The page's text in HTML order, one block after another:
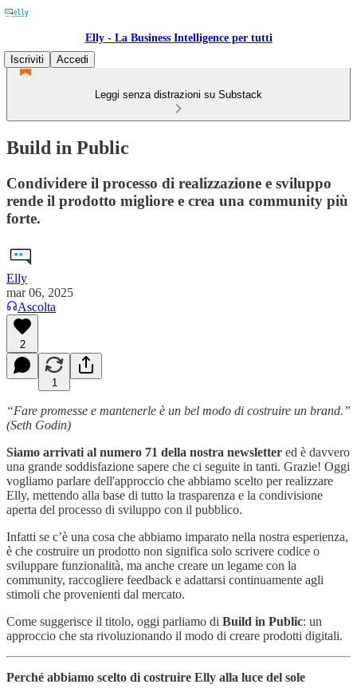
Elly - La Business Intelligence per tutti
Iscriviti
Accedi
Leggi senza distrazioni su Substack
Build in Public
Condividere il processo di realizzazione e sviluppo
rende il prodotto migliore e crea una community più
forte.
Elly
mar 06, 2025
Ascolta
2
1
“Fare promesse e mantenerle è un bel modo di costruire un brand.”
(Seth Godin)
Siamo arrivati al numero 71 della nostra newsletter ed è davvero
una grande soddisfazione sapere che ci seguite in tanti. Grazie! Oggi
vogliamo parlare dell'approccio che abbiamo scelto per realizzare
Elly, mettendo alla base di tutto la trasparenza e la condivisione
aperta del processo di sviluppo con il pubblico.
Infatti se c’è una cosa che abbiamo imparato nella nostra esperienza,
è che costruire un prodotto non significa solo scrivere codice o
sviluppare funzionalità, ma anche creare un legame con la
community, raccogliere feedback e adattarsi continuamente agli
stimoli che provenienti dal mercato.
Come suggerisce il titolo, oggi parliamo di Build in Public: un
approccio che sta rivoluzionando il modo di creare prodotti digitali.
Perché abbiamo scelto di costruire Elly alla luce del sole